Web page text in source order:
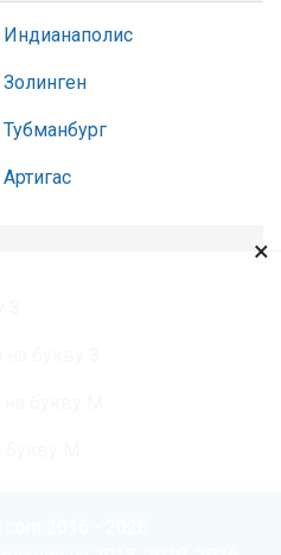
Индианаполис
×